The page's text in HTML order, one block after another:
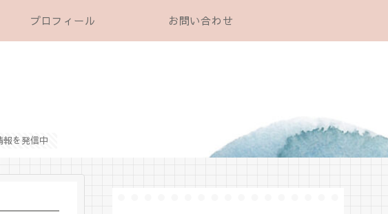
を発信中
プロフィール お問い合わせ